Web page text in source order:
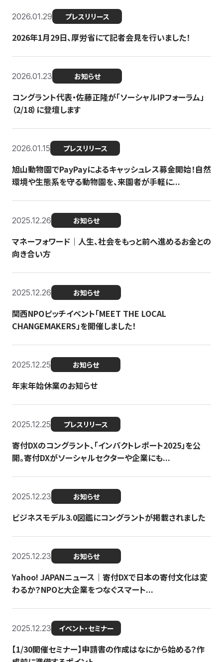
2026.01.29 プレスリリース
2026年1月29日、厚労省にて記者会見を行いました！
2026.01.23 お知らせ
コングラント代表・佐藤正隆が「ソーシャルIPフォーラム」
（2/18）に登壇します
2026.01.15 プレスリリース
旭山動物園でPayPayによるキャッシュレス募金開始！自然
環境や生態系を守る動物園を、来園者が手軽に...
2025.12.26 お知らせ
マネーフォワード｜人生、社会をもっと前へ進めるお金との
向き合い方
2025.12.26 お知らせ
関西NPOピッチイベント「MEET THE LOCAL
CHANGEMAKERS」を開催しました！
2025.12.25 お知らせ
年末年始休業のお知らせ
2025.12.25 プレスリリース
寄付DXのコングラント、「インパクトレポート2025」を公
開。寄付DXがソーシャルセクターや企業にも...
2025.12.23 お知らせ
ビジネスモデル3.0図鑑にコングラントが掲載されました
2025.12.23 お知らせ
Yahoo! JAPANニュース｜寄付DXで日本の寄付文化は変
わるか？NPOと大企業をつなぐスマート...
2025.12.23 イベント・セミナー
【1/30開催セミナー】申請書の作成はなにから始める？作